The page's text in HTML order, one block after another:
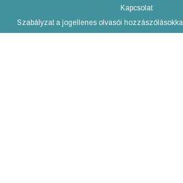
Kapcsolat
Szabályzat a jogellenes olvasói